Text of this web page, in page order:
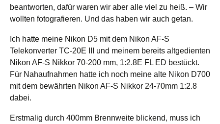
beantworten, dafür waren wir aber alle viel zu heiß. – Wir
wollten fotografieren. Und das haben wir auch getan.
Ich hatte meine Nikon D5 mit dem Nikon AF-S
Telekonverter TC-20E III und meinem bereits altgedienten
Nikon AF-S Nikkor 70-200 mm, 1:2.8E FL ED bestückt.
Für Nahaufnahmen hatte ich noch meine alte Nikon D700
mit dem bewährten Nikon AF-S Nikkor 24-70mm 1:2.8
dabei.
Erstmalig durch 400mm Brennweite blickend, muss ich